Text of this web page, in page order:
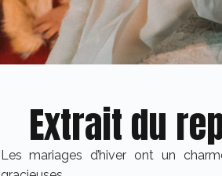
Extrait du
Les mariages d’hiver ont un